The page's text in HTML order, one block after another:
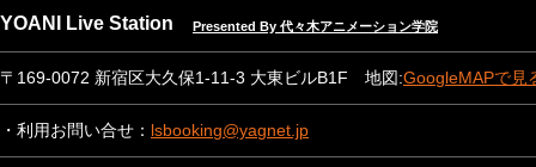
YOANI Live Station Presented By 代々木アニメーション学院
〒169-0072 新宿区大久保1-11-3 大東ビルB1F 地図:GoogleMAPで見
・利用お問い合せ： lsbooking@yagnet.jp